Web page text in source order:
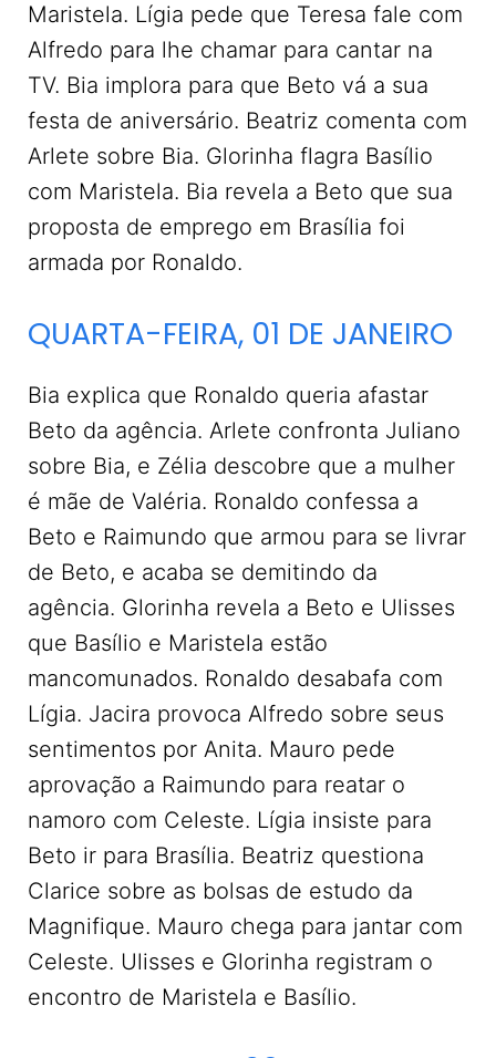
Maristela. Lígia pede que Teresa fale com
Alfredo para lhe chamar para cantar na
TV. Bia implora para que Beto vá a sua
festa de aniversário. Beatriz comenta com
Arlete sobre Bia. Glorinha flagra Basílio
com Maristela. Bia revela a Beto que sua
proposta de emprego em Brasília foi
armada por Ronaldo.
QUARTA-FEIRA, 01 DE JANEIRO
Bia explica que Ronaldo queria afastar
Beto da agência. Arlete confronta Juliano
sobre Bia, e Zélia descobre que a mulher
é mãe de Valéria. Ronaldo confessa a
Beto e Raimundo que armou para se livrar
de Beto, e acaba se demitindo da
agência. Glorinha revela a Beto e Ulisses
que Basílio e Maristela estão
mancomunados. Ronaldo desabafa com
Lígia. Jacira provoca Alfredo sobre seus
sentimentos por Anita. Mauro pede
aprovação a Raimundo para reatar o
namoro com Celeste. Lígia insiste para
Beto ir para Brasília. Beatriz questiona
Clarice sobre as bolsas de estudo da
Magnifique. Mauro chega para jantar com
Celeste. Ulisses e Glorinha registram o
encontro de Maristela e Basílio.